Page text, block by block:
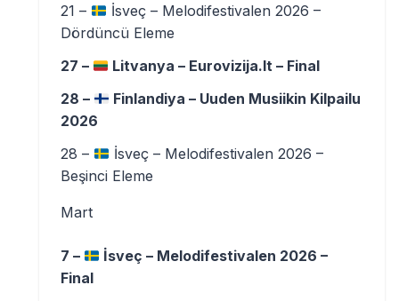
21 –
İsveç – Melodifestivalen 2026 –
Dördüncü Eleme
27 –
Litvanya – Eurovizija.lt – Final
28 –
Finlandiya – Uuden Musiikin Kilpailu
2026
28 –
İsveç – Melodifestivalen 2026 –
Beşinci Eleme
Mart
7 –
İsveç – Melodifestivalen 2026 –
Final